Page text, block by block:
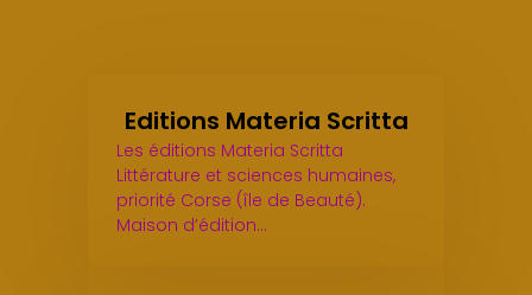
Editions Materia Scritta
Les éditions Materia Scritta
Littérature et sciences humaines,
priorité Corse (île de Beauté).
Maison d’édition…